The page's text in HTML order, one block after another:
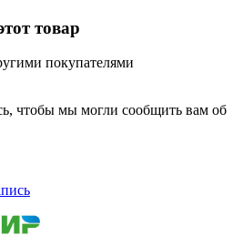
товар
покупателями
чтобы мы могли сообщить вам об